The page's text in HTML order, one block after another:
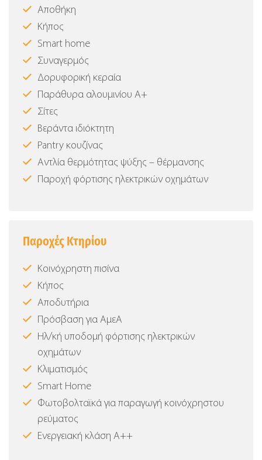
Αποθήκη
Κήπος
Smart home
Συναγερμός
Δορυφορική κεραία
Παράθυρα αλουμινίου Α+
Σίτες
Βεράντα ιδιόκτητη
Pantry κουζίνας
Αντλία θερμότητας ψύξης – θέρμανσης
Παροχή φόρτισης ηλεκτρικών οχημάτων
Παροχές Κτηρίου
Κοινόχρηστη πισίνα
Κήπος
Αποδυτήρια
Πρόσβαση για ΑμεΑ
Ηλ/κή υποδομή φόρτισης ηλεκτρικών
οχημάτων
Κλιματισμός
Smart Home
Φωτοβολταϊκά για παραγωγή κοινόχρηστου
ρεύματος
Ενεργειακή κλάση Α++